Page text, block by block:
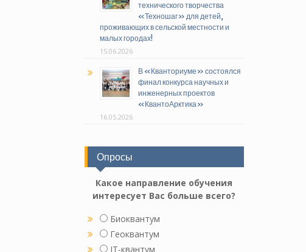
технического творчества
«Техношаг» для детей,
проживающих в сельской местности и
малых городах!
15.06.2026
В «Кванториуме» состоялся
финал конкурса научных и
инженерных проектов
«КвантоАрктика»
16.05.2026
Опросы
Какое направление обучения
интересует Вас больше всего?
Биоквантум
Геоквантум
IT-квантум